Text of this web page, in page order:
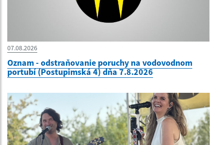
07.08.2026
Oznam - odstraňovanie poruchy na vodovodnom
portubí (Postupimská 4) dňa 7.8.2026